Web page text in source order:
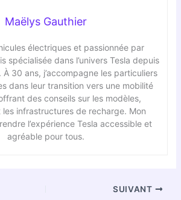
Maëlys Gauthier
électriques et passionnée par
spécialisée dans l’univers Tesla depuis
30 ans, j’accompagne les particuliers
dans leur transition vers une mobilité
des conseils sur les modèles,
les infrastructures de recharge. Mon
l’expérience Tesla accessible et
agréable pour tous.
SUIVANT